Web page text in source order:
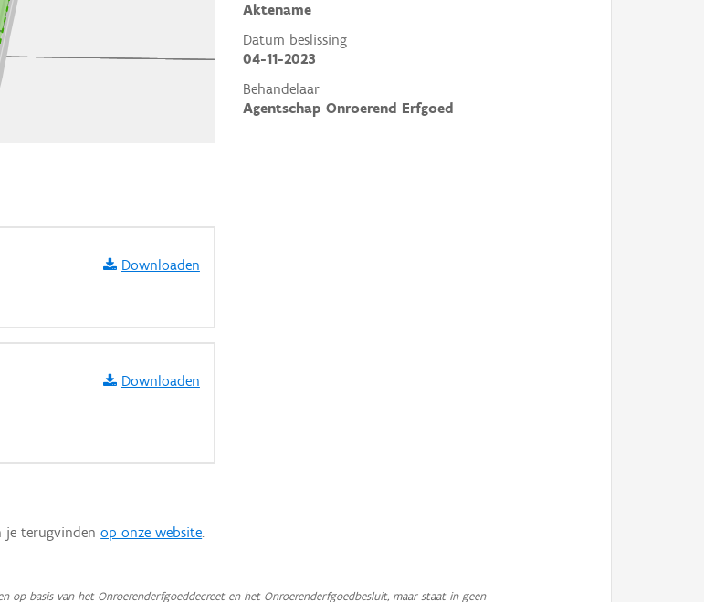
Aktename
Datum beslissing
04-11-2023
Behandelaar
Agentschap Onroerend Erfgoed
Downloaden
Downloaden
je terugvindenop onze website.
op basis van het Onroerenderfgoeddecreet en het Onroerenderfgoedbesluit, maar staat in geen